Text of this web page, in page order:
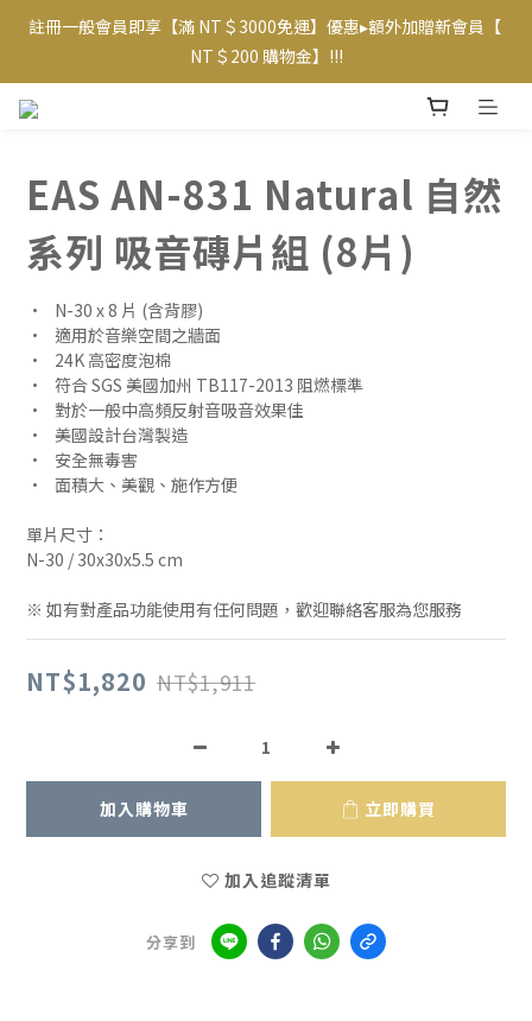
【專屬VIP折扣】已上線~ 請至【帳戶】查看相應優惠及等級
註冊一般會員即享【滿 NT＄3000免運】優惠▸額外加贈新會員【
NT＄200 購物金】!!!
【專屬VIP折扣】已上線~ 請至【帳戶】查看相應優惠及等級
EAS AN-831 Natural 自然
系列 吸音磚片組 (8片)
•	N-30 x 8 片 (含背膠)
•	適用於音樂空間之牆面
•	24K 高密度泡棉
•	符合 SGS 美國加州 TB117-2013 阻燃標準
•	對於一般中高頻反射音吸音效果佳
•	美國設計台灣製造
•	安全無毒害
•	面積大、美觀、施作方便
單片尺寸：
N-30 / 30x30x5.5 cm
※ 如有對產品功能使用有任何問題，歡迎聯絡客服為您服務
NT$1,820 NT$1,911
加入購物車 立即購買
加入追蹤清單
分享到